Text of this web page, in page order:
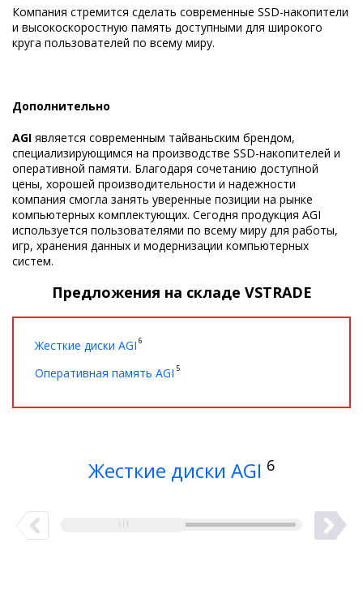
Компания стремится сделать современные SSD-накопители
и высокоскоростную память доступными для широкого
круга пользователей по всему миру.
Дополнительно
AGI является современным тайваньским брендом,
специализирующимся на производстве SSD-накопителей и
оперативной памяти. Благодаря сочетанию доступной
цены, хорошей производительности и надежности
компания смогла занять уверенные позиции на рынке
компьютерных комплектующих. Сегодня продукция AGI
используется пользователями по всему миру для работы,
игр, хранения данных и модернизации компьютерных
систем.
Предложения на складе VSTRADE
Жесткие диски AGI 6
Оперативная память AGI 5
Жесткие диски AGI 6